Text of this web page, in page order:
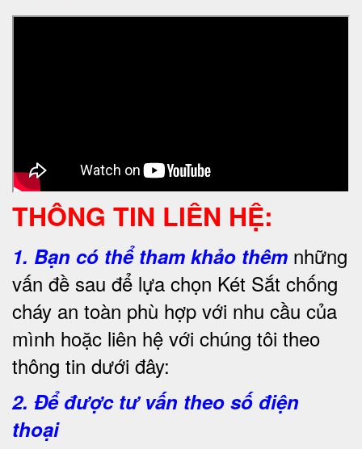
THÔNG TIN LIÊN HỆ:
1. Bạn có thể tham khảo thêm những
vấn đề sau để lựa chọn Két Sắt chống
cháy an toàn phù hợp với nhu cầu của
mình hoặc liên hệ với chúng tôi theo
thông tin dưới đây:
2. Để được tư vấn theo số điện
thoại